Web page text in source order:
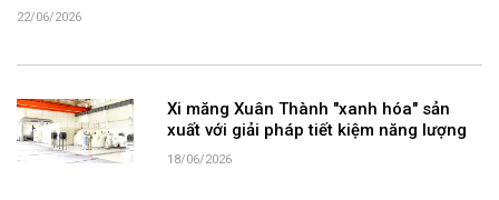
22/06/2026
Xi măng Xuân Thành "xanh hóa" sản
xuất với giải pháp tiết kiệm năng lượng
18/06/2026